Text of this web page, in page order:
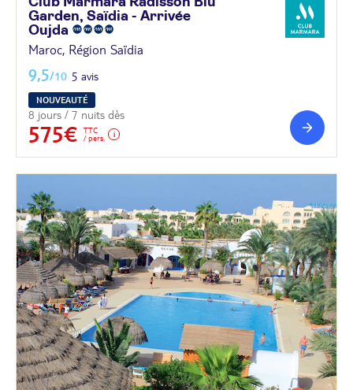
Garden, Saïdia - Arrivée
Oujda
Maroc, Région Saïdia
9,5/10 5 avis
NOUVEAUTÉ
8 jours / 7 nuits dès
575€
TTC
/ pers.